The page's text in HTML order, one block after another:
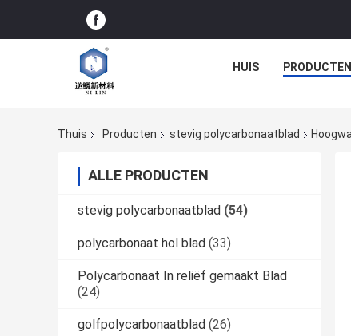
HUIS PRODUCTEN
Thuis Producten stevig polycarbonaatblad
ALLE PRODUCTEN
stevig polycarbonaatblad (54)
polycarbonaat hol blad (33)
Polycarbonaat In reliëf gemaakt Blad
(24)
golfpolycarbonaatblad (26)